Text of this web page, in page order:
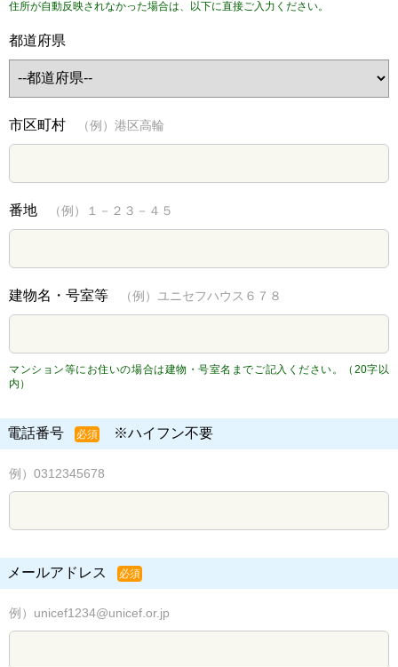
住所が自動反映されなかった場合は、以下に直接ご入力ください。
都道府県
市区町村 （例）港区高輪
番地 （例）１－２３－４５
建物名・号室等 （例）ユニセフハウス６７８
マンション等にお住いの場合は建物・号室名までご記入ください。（20字以
内）
電話番号 必須 ※ハイフン不要
例）0312345678
メールアドレス 必須
例）unicef1234@unicef.or.jp